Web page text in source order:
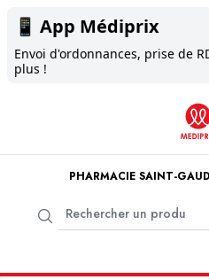
📱 App Médiprix
Envoi d'ordonnances, prise de
plus !
PHARMACIE SAINT-